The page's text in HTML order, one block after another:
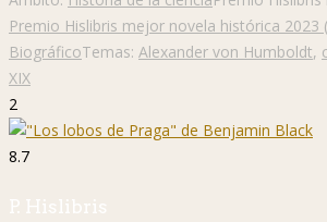
Premio Hislibris mejor novela histórica 2023
BiográficoTemas: Alexander von Humboldt,
XIX
2
8.7
P. Hislibris